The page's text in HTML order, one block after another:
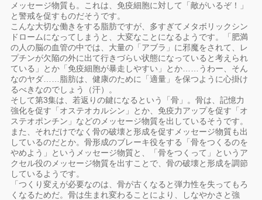
メッセージ物質も。これは、免疫細胞に対して「敵がいるぞ！」
と警戒を促すものだそうです。
こんな大切な働きをする脂肪ですが、多すぎてメタボリックシン
ドロームになってしまうと、大変なことになるようです。「肥満
の人の脳の血管の中では、大量の「アブラ」に邪魔をされて、レ
プチンが欠陥の外に出て行きづらい状態になっていると考えられ
ている」とか「免疫細胞が暴走しやすい」とか……うわー、そん
なのヤダ……脂肪は、健康のために「適量」を保つように心掛け
るべきなのでしょう（汗）。
そして第3集は、若返りの鍵になるという「骨」。骨は、記憶力
強化を促す「オステオカルシン」とか、免疫力アップを促す「オ
ステオポンチン」などのメッセージ物質を出しているそうです。
また、それだけでなく骨の破壊と形成を促すメッセージ物質も出
しているのだとか。骨形成のブレーキ役をする「骨をつくるのを
やめよう」というメッセージ物質と、「骨をつくって」というア
クセル役のメッセージ物質を出すことで、骨の破壊と形成を調節
しているようです。
「つくり変えが必要なのは、骨が古くなると弾力性を失ってもろ
くなるためだ。骨は生まれ変わることにより、しなやかさと強